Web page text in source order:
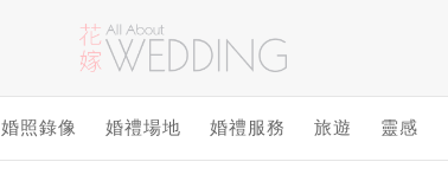
婚照錄像 婚禮場地 婚禮服務 旅遊 靈感